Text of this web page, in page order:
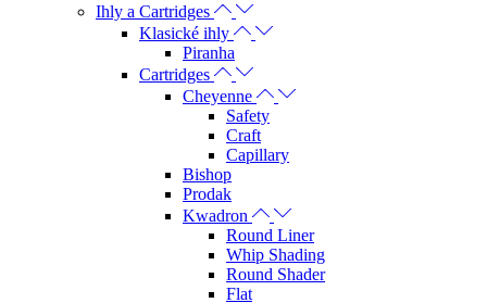
Ihly a Cartridges
Klasické ihly
Piranha
Cartridges
Cheyenne
Safety
Craft
Capillary
Bishop
Prodak
Kwadron
Round Liner
Whip Shading
Round Shader
Flat